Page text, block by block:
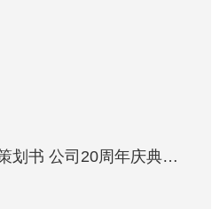
最新庆典活动策划书 公司20周年庆典活动策划(3篇)